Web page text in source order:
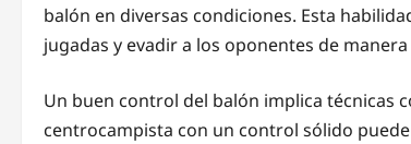
balón en diversas condiciones. Esta
jugadas y evadir a los oponentes de
Un buen control del balón implica técnicas
centrocampista con un control sólido